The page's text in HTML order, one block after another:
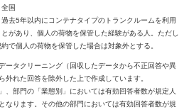
国
過去5年以内にコンテナタイプのトランクルームを利用
とがあり、個人の荷物を保管した経験がある人。ただし
で個人の荷物を保管した場合は対象外とする。
ータクリーニング（回収したデータから不正回答や異
れた回答を除外した上で作成しています。
部門の「業態別」においては有効回答者数が規定人
なります。その他の部門においては有効回答者数が規